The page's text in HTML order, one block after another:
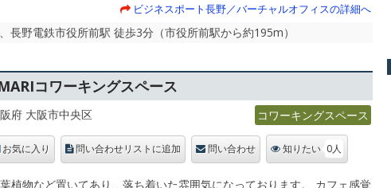
ビジネスポート長野／バーチャルオフィスの詳細へ
長野電鉄市役所前駅 徒歩3分（市役所前駅から約195m）
コワーキングスペース
府 大阪市中央区 コワーキングスペース
お気に入り 問い合わせリストに追加 問い合わせ 知りたい 0人
植物など置いてあり、落ち着いた雰囲気になっております。 カフェ感覚